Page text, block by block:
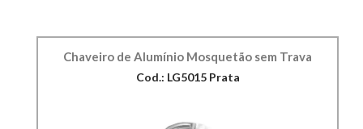
Chaveiro de Alumínio Mosquetão sem Trava
Cod.: LG5015 Prata